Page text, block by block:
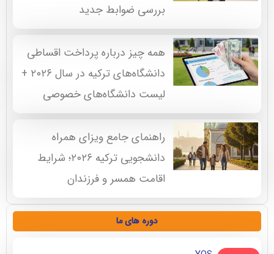
بررسی ضوابط جدید
همه چیز درباره پرداخت اقساطی
دانشگاه‌های ترکیه در سال ۲۰۲۶ +
لیست دانشگاه‌های خصوصی
راهنمای جامع ویزای همراه
دانشجویی ترکیه ۲۰۲۶؛ شرایط
اقامت همسر و فرزندان
دوره های ما